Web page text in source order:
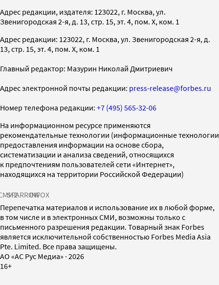
Адрес редакции, издателя: 123022, г. Москва, ул.
Звенигородская 2-я, д. 13, стр. 15, эт. 4, пом. X, ком. 1
Адрес редакции: 123022, г. Москва, ул. Звенигородская 2-я, д.
13, стр. 15, эт. 4, пом. X, ком. 1
Главный редактор: Мазурин Николай Дмитриевич
Адрес электронной почты редакции: press-release@forbes.ru
Номер телефона редакции: +7 (495) 565-32-06
На информационном ресурсе применяются
рекомендательные технологии (информационные технологии
предоставления информации на основе сбора,
систематизации и анализа сведений, относящихся
к предпочтениям пользователей сети «Интернет»,
находящихся на территории Российской Федерации)
SPARROWINFOX
Перепечатка материалов и использование их в любой форме,
в том числе и в электронных СМИ, возможны только с
письменного разрешения редакции. Товарный знак Forbes
является исключительной собственностью Forbes Media Asia
Pte. Limited. Все права защищены.
AO «АС Рус Медиа» · 2026
16+